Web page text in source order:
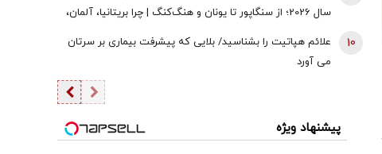
سال 2026؛ از سنگاپور تا یونان و هنگ‌کنگ | چرا بریتانیا، آلمان،
هستند؟
علائم هپاتیت را بشناسید/ بلایی که پیشرفت بیماری بر سرتان
می آورد
10
پیشنهاد ویژه